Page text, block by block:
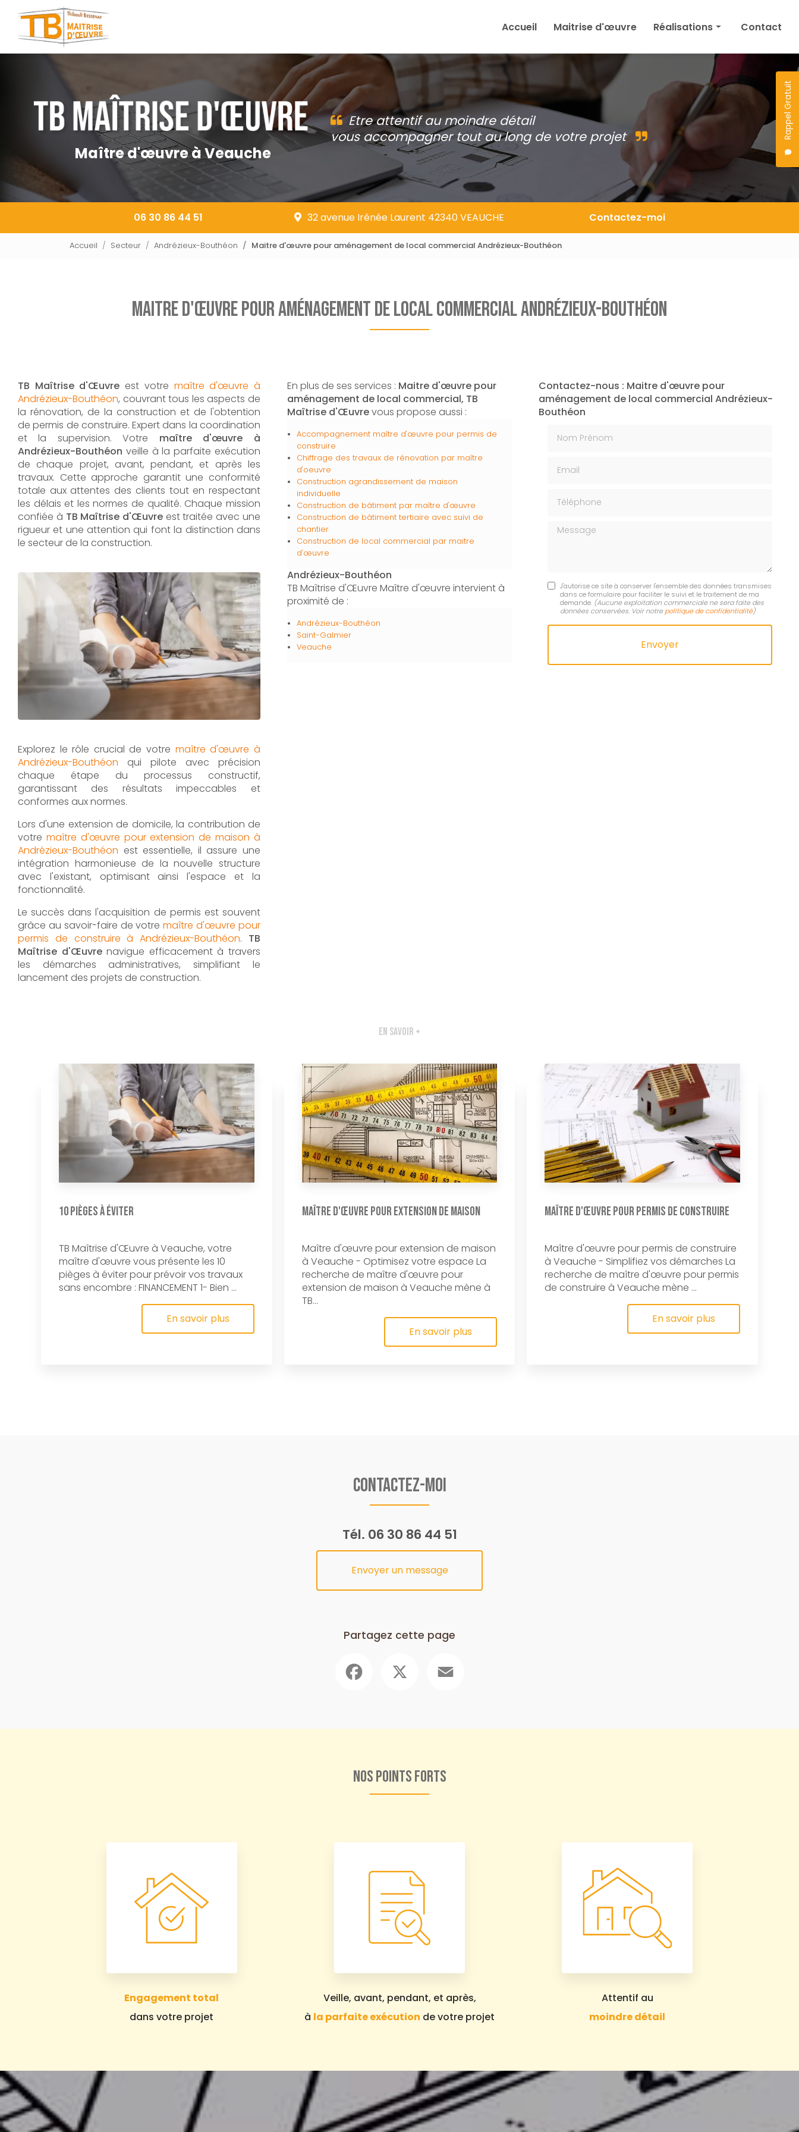
contenu
principal
Rappel Gratuit
Accueil
Maitrise d'œuvre Réalisations
Agrandissement
Permis de construire
Autres
Projet en cours
Contact
Maître d'œuvre à Veauche
Etre attentif au moindre détail
vous accompagner tout au long de votre projet
06 30 86 44 51 32 avenue Irénée Laurent 42340 VEAUCHE Contactez-moi
Accueil Secteur Andrézieux-Bouthéon Maitre d'œuvre pour aménagement de local commercial Andrézieux-Bouthéon
Maitre d'œuvre pour aménagement de local commercial Andrézieux-Bouthéon
TB Maîtrise d'Œuvre est votre maître d'œuvre à
Andrézieux-Bouthéon, couvrant tous les aspects de
la rénovation, de la construction et de l'obtention
de permis de construire. Expert dans la coordination
et la supervision. Votre maître d'œuvre à
Andrézieux-Bouthéon veille à la parfaite exécution
de chaque projet, avant, pendant, et après les
travaux. Cette approche garantit une conformité
totale aux attentes des clients tout en respectant
les délais et les normes de qualité. Chaque mission
confiée à TB Maîtrise d'Œuvre est traitée avec une
rigueur et une attention qui font la distinction dans
le secteur de la construction.
Explorez le rôle crucial de votre maître d'œuvre à
Andrézieux-Bouthéon qui pilote avec précision
chaque étape du processus constructif,
garantissant des résultats impeccables et
conformes aux normes.
Lors d'une extension de domicile, la contribution de
votre maître d'œuvre pour extension de maison à
Andrézieux-Bouthéon est essentielle, il assure une
intégration harmonieuse de la nouvelle structure
avec l'existant, optimisant ainsi l'espace et la
fonctionnalité.
Le succès dans l'acquisition de permis est souvent
grâce au savoir-faire de votremaître d'œuvre pour
permis de construire à Andrézieux-Bouthéon. TB
Maîtrise d'Œuvrenavigue efficacement à travers
les démarches administratives, simplifiant le
lancement des projets de construction.
En plus de ses services : Maitre d'œuvre pour
aménagement de local commercial, TB
Maîtrise d'Œuvrevous propose aussi :
Accompagnement maître d'œuvre pour permis de
construire
Chiffrage des travaux de rénovation par maître
d'oeuvre
Construction agrandissement de maison
individuelle
Construction de bâtiment par maître d'œuvre
Construction de bâtiment tertiaire avec suivi de
chantier
Construction de local commercial par maitre
d'œuvre
Andrézieux-Bouthéon
TB Maîtrise d'Œuvre Maître d'œuvre intervient à
proximité de :
Andrézieux-Bouthéon
Saint-Galmier
Veauche
Contactez-nous : Maitre d'œuvre pour
aménagement de local commercial Andrézieux-
Bouthéon
Message
J'autorise ce site à conserver l'ensemble des données transmises
dans ce formulaire pour faciliter le suivi et le traitement de ma
demande. (Aucune exploitation commerciale ne sera faite des
données conservées. Voir notre politique de confidentialité)
En savoir +
10 pièges à éviter
TB Maîtrise d'Œuvre à Veauche, votre
maître d'œuvre vous présente les 10
pièges à éviter pour prévoir vos travaux
sans encombre : FINANCEMENT 1- Bien ...
En savoir plus
Maître d'œuvre pour extension de maison
Maître d'œuvre pour extension de maison
à Veauche - Optimisez votre espace La
recherche de maître d'œuvre pour
extension de maison à Veauche mène à
TB...
En savoir plus
Maître d'œuvre pour permis de construire
Maître d'œuvre pour permis de construire
à Veauche - Simplifiez vos démarches La
recherche de maître d'œuvre pour permis
de construire à Veauche mène ...
En savoir plus
Contactez-moi
Tél. 06 30 86 44 51
Envoyer un message
Partagez cette page
Nos points forts
Engagement total
dans votre projet
Veille, avant, pendant, et après,
à la parfaite exécution de votre projet
Attentif au
moindre détail